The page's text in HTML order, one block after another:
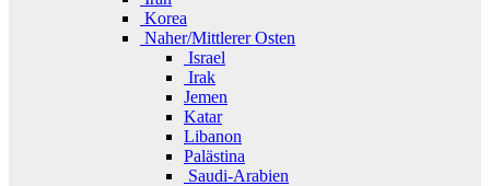
Korea
Naher/Mittlerer Osten
Israel
Irak
Jemen
Katar
Libanon
Palästina
Saudi-Arabien